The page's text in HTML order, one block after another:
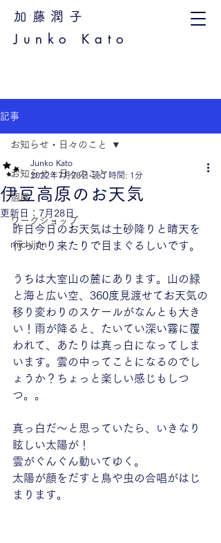
加藤潤子
Junko Kato
記事
お知らせ・日々のこと
個展
ワークショップ
michijun
お知らせ・日々のこと
伊豆高原のお天気
Junko Kato
2022年7月26日 読了時間: 1分
更新日： 7月28日
昨日今日のお天気は土砂降りと晴天を
行ったり来たりで目まぐるしいです。
うちは大室山の麓にあります。山の緑
と海と広い空、360度見渡せてお天気の
移り変わりのスケールがなんとも大き
い！雨が降ると、たいてい深い霧に覆
われて、あたりは真っ白になってしま
います。雲の中ってことになるのでし
ょうか？ちょっと楽しい感じもしつ
つ。。
真っ白だ〜と思っていたら、いきなり
眩しい太陽が！
雲がぐんぐん動いてゆく。
太陽が顔をだすと鳥や虫の合唱がはじ
まります。